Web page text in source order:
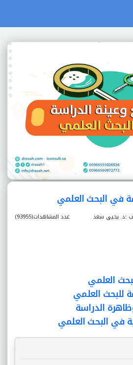
في البحث العلمي
عدد المشاهدات(93955) :د. يحيى سعد
العلمي
للبحث العلمي
الدراسة
في البحث العلمي